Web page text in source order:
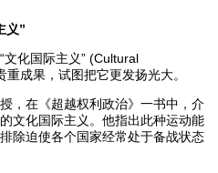
义”
化国际主义” (Cultural
成果，试图把它更发扬光大。
在《超越权利政治》一书中，介
文化国际主义。他指出此种运动能
除迫使各个国家经常处于备战状态